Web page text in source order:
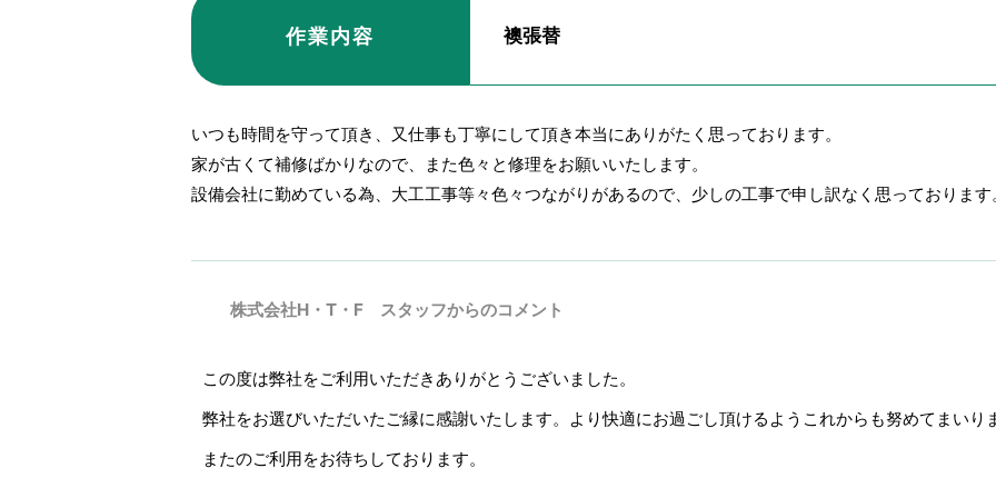
作業内容 襖張替
いつも時間を守って頂き、又仕事も丁寧にして頂き本当にありがたく思っております。
家が古くて補修ばかりなので、また色々と修理をお願いいたします。
設備会社に勤めている為、大工工事等々色々つながりがあるので、少しの工事で申し訳なく思っております
株式会社H・T・F スタッフからのコメント
この度は弊社をご利用いただきありがとうございました。
弊社をお選びいただいたご縁に感謝いたします。より快適にお過ごし頂けるようこれからも努めてまいり
またのご利用をお待ちしております。